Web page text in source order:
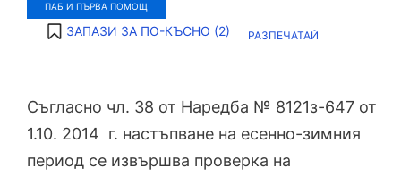
ПАБ И ПЪРВА ПОМОЩ
ЗАПАЗИ ЗА ПО-КЪСНО (2) РАЗПЕЧАТАЙ
Съгласно чл. 38 от Наредба № 8121з-647 от
1.10. 2014 г. настъпване на есенно-зимния
период се извършва проверка на